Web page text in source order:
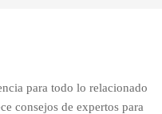
para todo lo relacionado
consejos de expertos para